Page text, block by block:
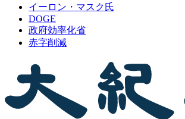
イーロン・マスク氏
DOGE
政府効率化省
赤字削減